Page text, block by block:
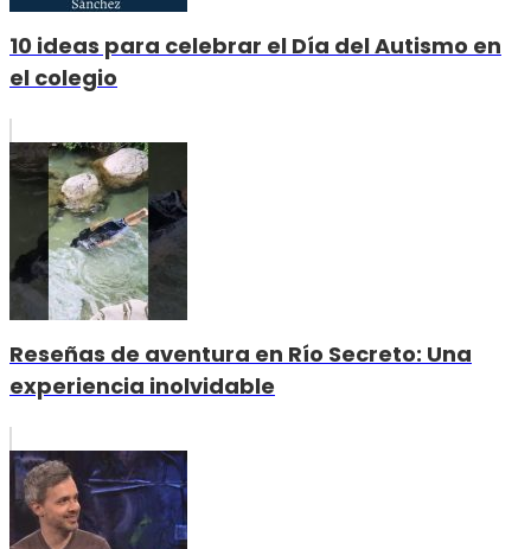
10 ideas para celebrar el Día del Autismo en
el colegio
Reseñas de aventura en Río Secreto: Una
experiencia inolvidable